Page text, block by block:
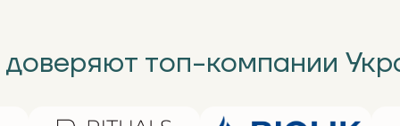
топ-компании